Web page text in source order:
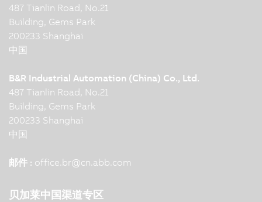
487 Tianlin Road, No.21
Building, Gems Park
200233 Shanghai
中国
B&R Industrial Automation (China) Co., Ltd.
487 Tianlin Road, No.21
Building, Gems Park
200233 Shanghai
中国
邮件 : office.br@cn.abb.com
贝加莱中国渠道专区